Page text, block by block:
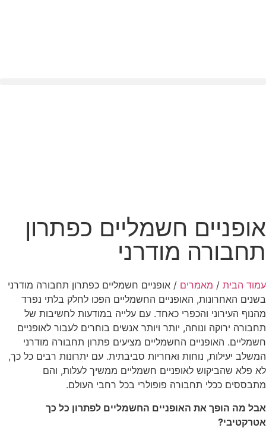
אופניים חשמליים כפתרון
תחבורה מודרני
עמוד הבית / מאמרים / אופניים חשמליים כפתרון תחבורה מודרני
בשנים האחרונות, האופניים החשמליים הפכו לחלק בלתי נפרד
מהנוף העירוני והכפרי כאחד. עם עלייה במודעות לחשיבות של
תחבורה ירוקה ונוחה, יותר ויותר אנשים בוחרים לעבור לאופניים
חשמליים. האופניים החשמליים מציעים פתרון תחבורה מודרני
המשלב יעילות, נוחות ואחריות סביבתית. עם יתרונות רבים כל כך,
לא פלא שהביקוש לאופניים חשמליים ממשיך לעלות, והם
מתבססים ככלי תחבורה פופולרי בכל רחבי העולם.
אבל מה הופך את האופניים החשמליים לפתרון כל כך
אטרקטיבי?